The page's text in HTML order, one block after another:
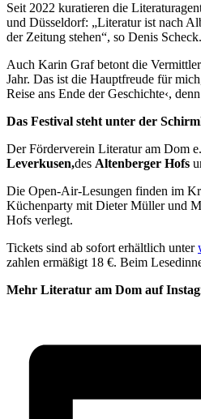
Seit 2022 kuratieren die
und Düsseldorf: „Literatur ist nach
der Zeitung stehen“, so Denis Scheck.
Auch Karin Graf betont die
Jahr. Das ist die Hauptfreude für
Reise ans Ende der Geschichte‹,
Das Festival steht unter der
Der Förderverein Literatur am Dom
Leverkusen,des Altenberger Hofs
Die Open-Air-Lesungen finden im
Küchenparty mit Dieter Müller und
Hofs verlegt.
Tickets sind ab sofort erhältlich unter
zahlen ermäßigt 18 €. Beim
Mehr Literatur am Dom auf